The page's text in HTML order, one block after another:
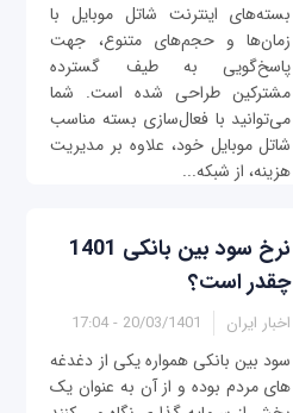
بسته‌های اینترنت شاتل موبایل با
زمان‌ها و حجم‌های متنوع، جهت
پاسخ‌گویی به طیف گسترده
مشترکین طراحی شده است. شما
می‌توانید با فعال‌سازی بسته مناسب
شاتل موبایل خود، علاوه بر مدیریت
هزینه، از شبکه...
نرخ سود بین بانکی 1401
چقدر است؟
اخبار ایران 20/03/1401 - 17:04
سود بین بانکی همواره یکی از دغدغه
های مردم بوده و از آن به عنوان یک